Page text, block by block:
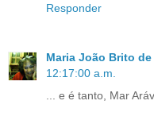
Responder
Maria João Brito
12:17:00 a.m.
... e é tanto, Mar